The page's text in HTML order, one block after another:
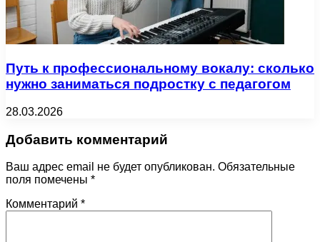
Путь к профессиональному вокалу: сколько
нужно заниматься подростку с педагогом
28.03.2026
Добавить комментарий
Ваш адрес email не будет опубликован. Обязательные
поля помечены *
Комментарий *